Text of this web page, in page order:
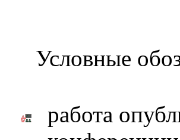
Условные
работа